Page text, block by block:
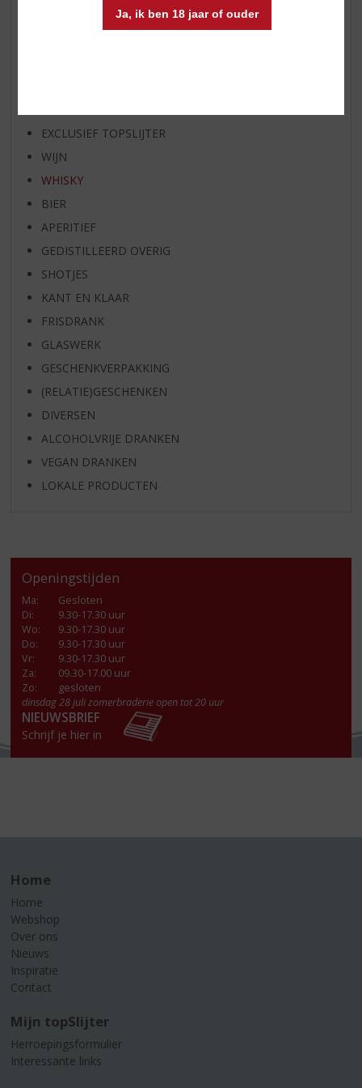
Ja, ik ben 18 jaar of ouder
WIJN VAN DE MAAND
EXCLUSIEF TOPSLIJTER
WIJN
WHISKY
BIER
APERITIEF
GEDISTILLEERD OVERIG
SHOTJES
KANT EN KLAAR
FRISDRANK
GLASWERK
GESCHENKVERPAKKING
(RELATIE)GESCHENKEN
DIVERSEN
ALCOHOLVRIJE DRANKEN
VEGAN DRANKEN
LOKALE PRODUCTEN
Openingstijden
Ma:
Gesloten
Di:
9.30-17.30 uur
Wo:
9.30-17.30 uur
Do:
9.30-17.30 uur
Vr:
9.30-17.30 uur
Za:
09.30-17.00 uur
Zo:
gesloten
dinsdag 28 juli zomerbraderie open tot 20 uur
NIEUWSBRIEF
Schrijf je hier in
Home
Home
Webshop
Over ons
Nieuws
Inspiratie
Contact
Mijn topSlijter
Herroepingsformulier
Interessante links